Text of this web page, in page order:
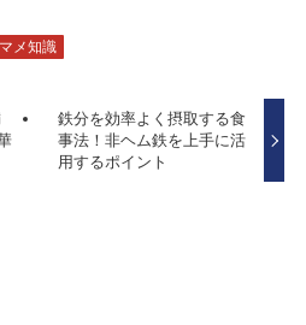
メ知識
鉄分を効率よく摂取する食
事法！非ヘム鉄を上手に活
用するポイント